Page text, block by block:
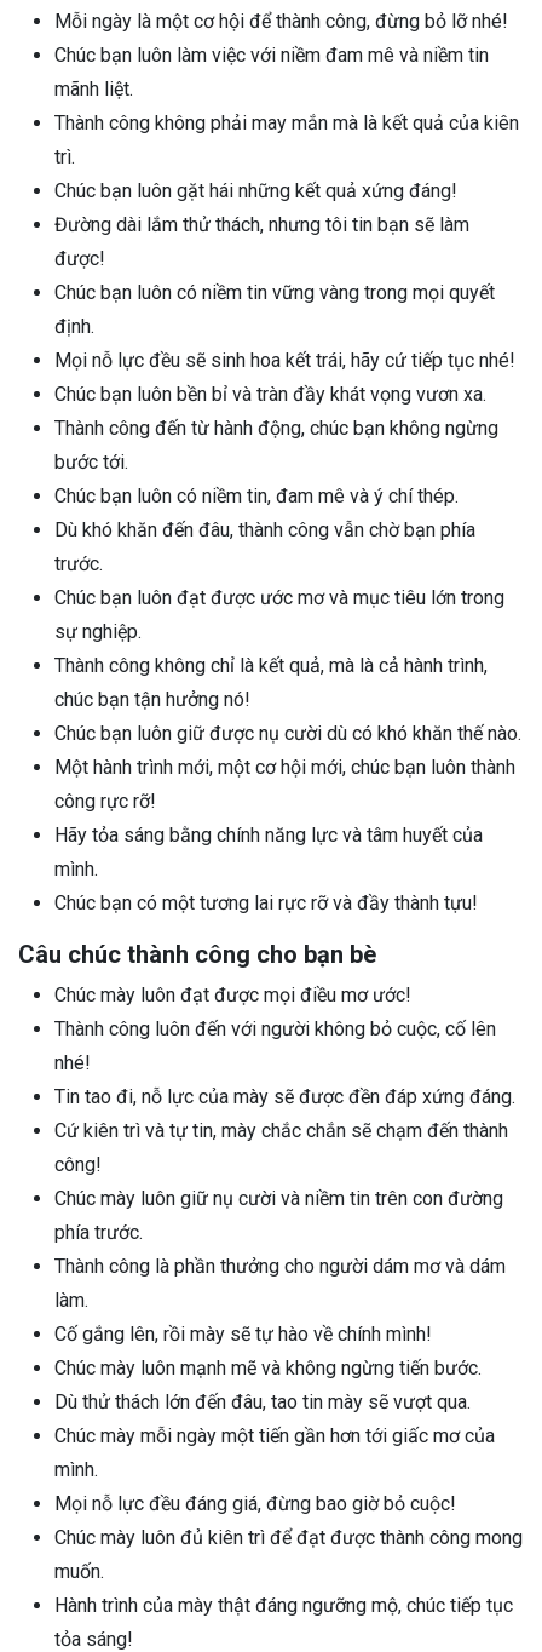
Mỗi ngày là một cơ hội để thành công, đừng bỏ lỡ nhé!
Chúc bạn luôn làm việc với niềm đam mê và niềm tin
mãnh liệt.
Thành công không phải may mắn mà là kết quả của kiên
trì.
Chúc bạn luôn gặt hái những kết quả xứng đáng!
Đường dài lắm thử thách, nhưng tôi tin bạn sẽ làm
được!
Chúc bạn luôn có niềm tin vững vàng trong mọi quyết
định.
Mọi nỗ lực đều sẽ sinh hoa kết trái, hãy cứ tiếp tục nhé!
Chúc bạn luôn bền bỉ và tràn đầy khát vọng vươn xa.
Thành công đến từ hành động, chúc bạn không ngừng
bước tới.
Chúc bạn luôn có niềm tin, đam mê và ý chí thép.
Dù khó khăn đến đâu, thành công vẫn chờ bạn phía
trước.
Chúc bạn luôn đạt được ước mơ và mục tiêu lớn trong
sự nghiệp.
Thành công không chỉ là kết quả, mà là cả hành trình,
chúc bạn tận hưởng nó!
Chúc bạn luôn giữ được nụ cười dù có khó khăn thế nào.
Một hành trình mới, một cơ hội mới, chúc bạn luôn thành
công rực rỡ!
Hãy tỏa sáng bằng chính năng lực và tâm huyết của
mình.
Chúc bạn có một tương lai rực rỡ và đầy thành tựu!
Câu chúc thành công cho bạn bè
Chúc mày luôn đạt được mọi điều mơ ước!
Thành công luôn đến với người không bỏ cuộc, cố lên
nhé!
Tin tao đi, nỗ lực của mày sẽ được đền đáp xứng đáng.
Cứ kiên trì và tự tin, mày chắc chắn sẽ chạm đến thành
công!
Chúc mày luôn giữ nụ cười và niềm tin trên con đường
phía trước.
Thành công là phần thưởng cho người dám mơ và dám
làm.
Cố gắng lên, rồi mày sẽ tự hào về chính mình!
Chúc mày luôn mạnh mẽ và không ngừng tiến bước.
Dù thử thách lớn đến đâu, tao tin mày sẽ vượt qua.
Chúc mày mỗi ngày một tiến gần hơn tới giấc mơ của
mình.
Mọi nỗ lực đều đáng giá, đừng bao giờ bỏ cuộc!
Chúc mày luôn đủ kiên trì để đạt được thành công mong
muốn.
Hành trình của mày thật đáng ngưỡng mộ, chúc tiếp tục
tỏa sáng!